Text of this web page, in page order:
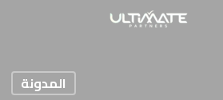
المدونة